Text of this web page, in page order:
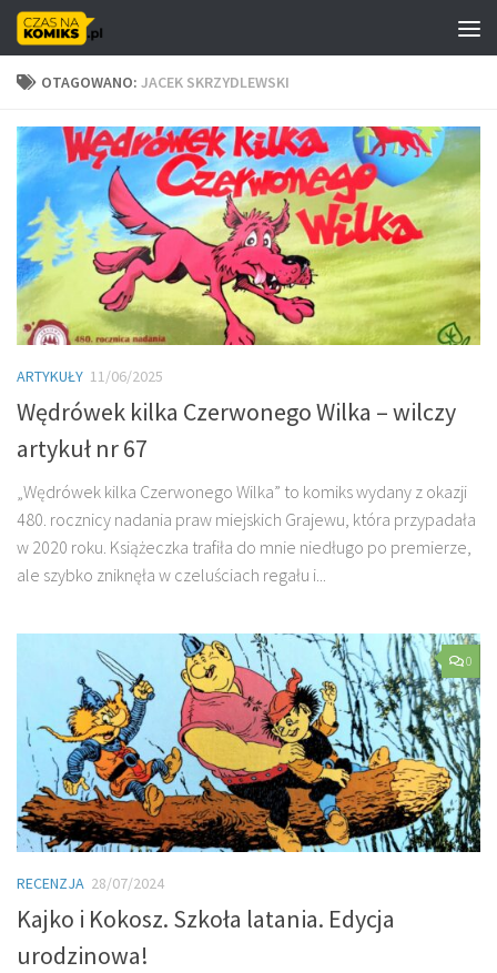
Skip to content
OTAGOWANO: JACEK SKRZYDLEWSKI
ARTYKUŁY 11/06/2025
Wędrówek kilka Czerwonego Wilka – wilczy
artykuł nr 67
„Wędrówek kilka Czerwonego Wilka” to komiks wydany z okazji
480. rocznicy nadania praw miejskich Grajewu, która przypadała
w 2020 roku. Książeczka trafiła do mnie niedługo po premierze,
ale szybko zniknęła w czeluściach regału i...
0
RECENZJA 28/07/2024
Kajko i Kokosz. Szkoła latania. Edycja
urodzinowa!